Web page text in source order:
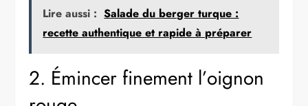
Lire aussi : Salade du berger turque :
recette authentique et rapide à préparer
2. Émincer finement l’oignon